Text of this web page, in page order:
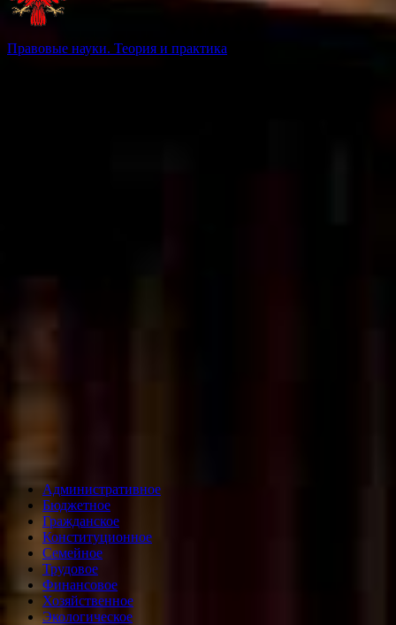
Правовые науки. Теория и практика
Административное
Бюджетное
Гражданское
Конституционное
Семейное
Трудовое
Финансовое
Хозяйственное
Экологическое